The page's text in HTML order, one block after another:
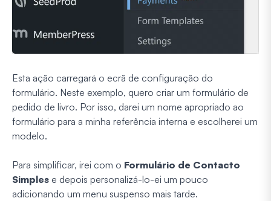
Esta ação carregará o ecrã de configuração do
formulário. Neste exemplo, quero criar um formulário de
pedido de livro. Por isso, darei um nome apropriado ao
formulário para a minha referência interna e escolherei um
modelo.
Para simplificar, irei com o Formulário de Contacto
Simples e depois personalizá-lo-ei um pouco
adicionando um menu suspenso mais tarde.